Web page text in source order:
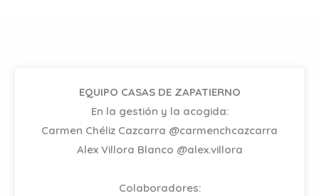
EQUIPO CASAS DE ZAPATIERNO
En la gestión y la acogida:
Carmen Chéliz Cazcarra @carmenchcazcarra
Alex Villora Blanco @alex.villora
Colaboradores: